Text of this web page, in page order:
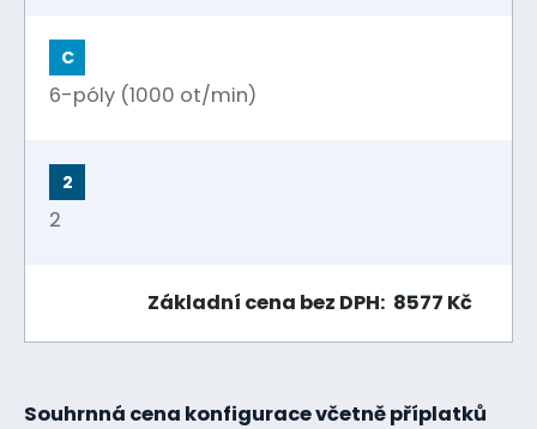
C
6-póly (1000 ot/min)
2
2
Základní cena bez DPH: 8577 Kč
Souhrnná cena konfigurace včetně příplatků